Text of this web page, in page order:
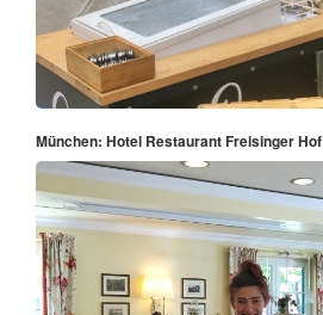
München: Hotel Restaurant Freisinger Hof